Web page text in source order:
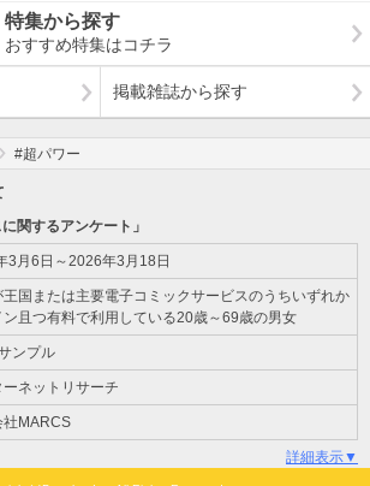
特集から探す
おすすめ特集はコチラ
掲載雑誌から探す
#超パワー
関するアンケート」
3月6日～2026年3月18日
王国または主要電子コミックサービスのうちいずれか
ン且つ有料で利用している20歳～69歳の男女
ンプル
ーネットリサーチ
社MARCS
詳細表示▼